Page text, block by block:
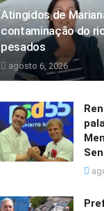
Atingidos de
contaminação do
pesados
agosto 6, 2026